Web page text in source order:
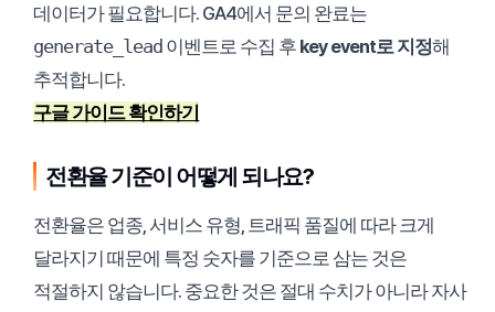
데이터가 필요합니다. GA4에서 문의 완료는
generate_lead 이벤트로 수집 후 key event로 지정해
추적합니다.
구글 가이드 확인하기
전환율 기준이 어떻게 되나요?
전환율은 업종, 서비스 유형, 트래픽 품질에 따라 크게
달라지기 때문에 특정 숫자를 기준으로 삼는 것은
적절하지 않습니다. 중요한 것은 절대 수치가 아니라 자사